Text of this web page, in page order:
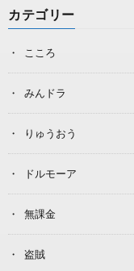
カテゴリー
こころ
みんドラ
りゅうおう
ドルモーア
無課金
盗賊